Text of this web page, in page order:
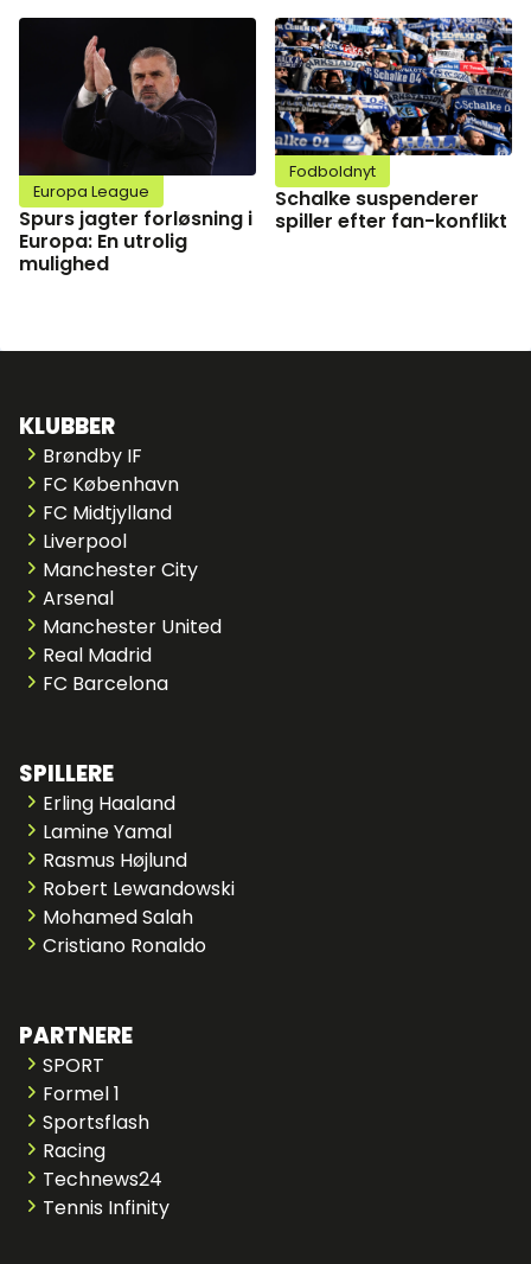
Europa League
Spurs jagter forløsning i
Europa: En utrolig
mulighed
Fodboldnyt
Schalke suspenderer
spiller efter fan-konflikt
KLUBBER
Brøndby IF
FC København
FC Midtjylland
Liverpool
Manchester City
Arsenal
Manchester United
Real Madrid
FC Barcelona
SPILLERE
Erling Haaland
Lamine Yamal
Rasmus Højlund
Robert Lewandowski
Mohamed Salah
Cristiano Ronaldo
PARTNERE
SPORT
Formel 1
Sportsflash
Racing
Technews24
Tennis Infinity